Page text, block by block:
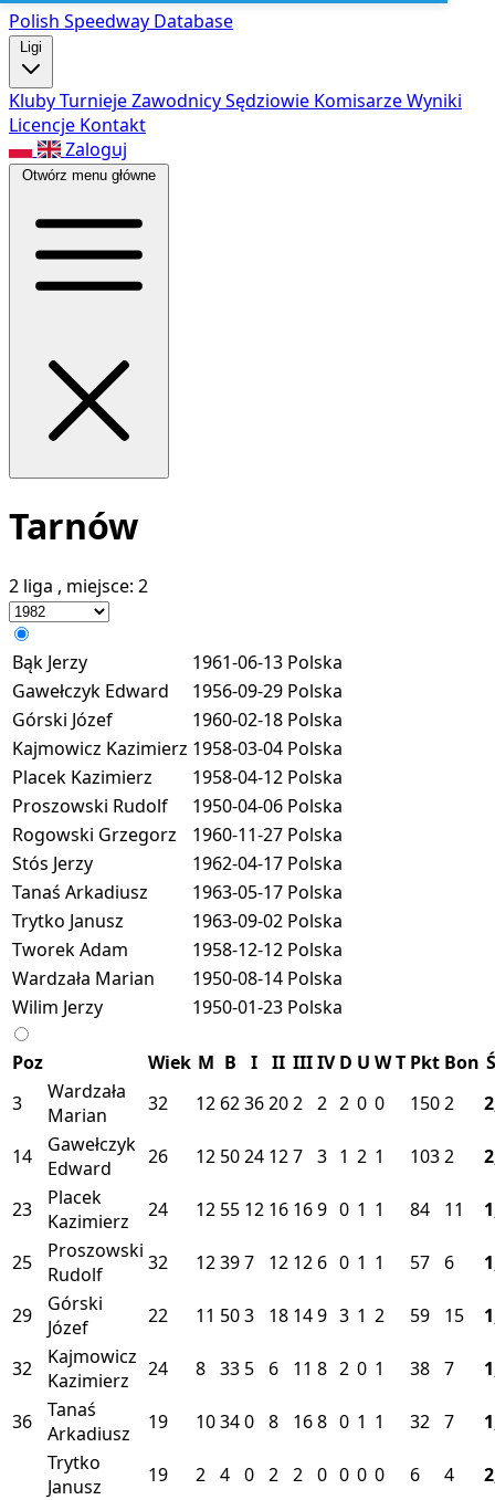
Polish Speedway Database
Ligi
KlubyTurniejeZawodnicySędziowie KomisarzeWyniki
Licencje Kontakt
Zaloguj
Otwórz menu główne
Tarnów
2 liga , miejsce: 2
Bąk Jerzy 1961-06-13 Polska
Gawełczyk Edward
1956-09-29 Polska
Górski Józef
1960-02-18 Polska
Kajmowicz Kazimierz 1958-03-04 Polska
Placek Kazimierz
1958-04-12 Polska
Proszowski Rudolf
1950-04-06 Polska
Rogowski Grzegorz
1960-11-27 Polska
Stós Jerzy
1962-04-17 Polska
Tanaś Arkadiusz
1963-05-17 Polska
Trytko Janusz
1963-09-02 Polska
Tworek Adam
1958-12-12 Polska
Wardzała Marian
1950-08-14 Polska
Wilim Jerzy
1950-01-23 Polska
Poz Wiek M B I II IIIIV D U WT Pkt Bon
3
Wardzała
Marian
32 12 6236202 2 2 0 0 1502
14
Gawełczyk
Edward
26 12 5024 127 3 1 2 1 1032
23
Placek
Kazimierz
24 12 55 12 16 169 0 1 1 84 11
25
Proszowski
Rudolf
32 12397 12 12 6 0 1 1 57 6
29
Górski
Józef
22 11 503 18 149 3 1 2 59 15
32
Kajmowicz
Kazimierz
24 8 33 5 6 11 8 2 0 1 38 7
36
Tanaś
Arkadiusz
19 10340 8 168 0 1 1 32 7
Trytko
Janusz
19 2 4 0 2 2 0 0 0 0 6 4